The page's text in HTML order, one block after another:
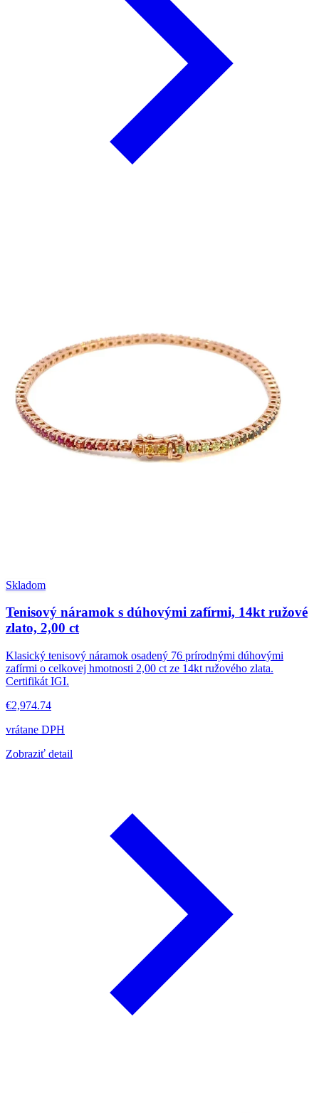
Skladom
Tenisový náramok s dúhovými zafírmi, 14kt ružové
zlato, 2,00 ct
Klasický tenisový náramok osadený 76 prírodnými dúhovými
zafírmi o celkovej hmotnosti 2,00 ct ze 14kt ružového zlata.
Certifikát IGI.
€2,974.74
vrátane DPH
Zobraziť detail